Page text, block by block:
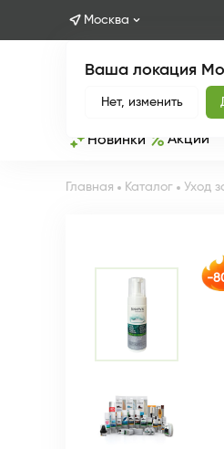
Москва
Ваша локация
Нет, изменить
Новинки Акции
Главная Каталог Уход
-